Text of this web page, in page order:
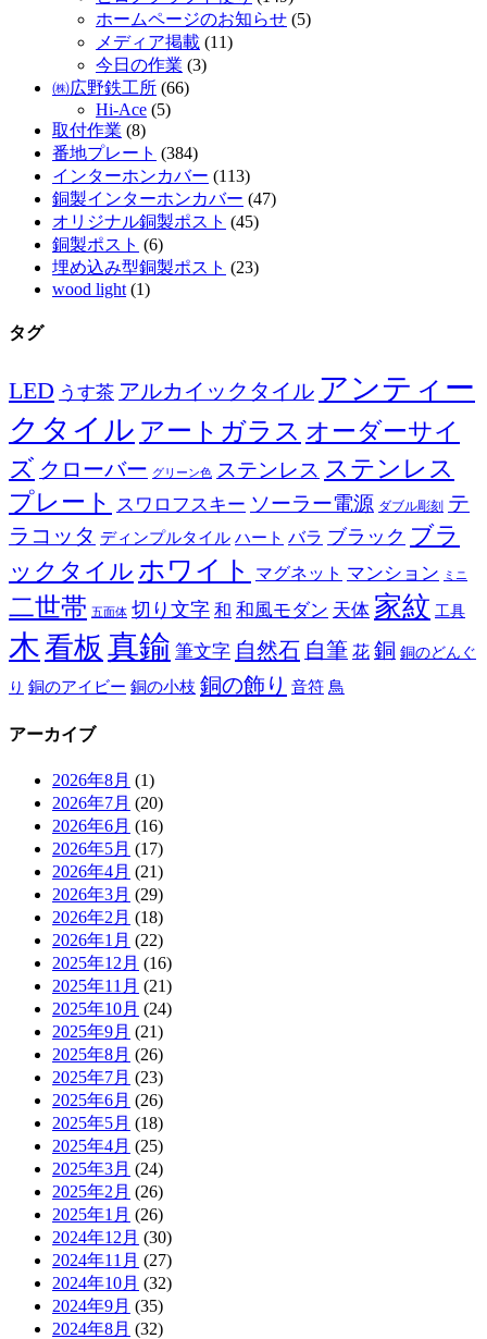
ホームページのお知らせ (5)
メディア掲載 (11)
今日の作業 (3)
㈱広野鉄工所 (66)
Hi-Ace (5)
取付作業 (8)
番地プレート (384)
インターホンカバー (113)
銅製インターホンカバー (47)
オリジナル銅製ポスト (45)
銅製ポスト (6)
埋め込み型銅製ポスト (23)
wood light (1)
タグ
LED うす茶 アルカイックタイル アンティー
クタイル アートガラス オーダーサイ
ズ クローバー グリーン色 ステンレス ステンレス
プレート スワロフスキー ソーラー電源 ダブル彫刻 テ
ラコッタ ディンプルタイル ハート バラ ブラック ブラ
ックタイル ホワイト マグネット マンション ミニ
二世帯 五面体 切り文字 和 和風モダン 天体 家紋 工具
木看板 真鍮 筆文字 自然石 自筆 花 銅 銅のどんぐ
り 銅のアイビー 銅の小枝 銅の飾り 音符 鳥
アーカイブ
2026年8月 (1)
2026年7月 (20)
2026年6月 (16)
2026年5月 (17)
2026年4月 (21)
2026年3月 (29)
2026年2月 (18)
2026年1月 (22)
2025年12月 (16)
2025年11月 (21)
2025年10月 (24)
2025年9月 (21)
2025年8月 (26)
2025年7月 (23)
2025年6月 (26)
2025年5月 (18)
2025年4月 (25)
2025年3月 (24)
2025年2月 (26)
2025年1月 (26)
2024年12月 (30)
2024年11月 (27)
2024年10月 (32)
2024年9月 (35)
2024年8月 (32)